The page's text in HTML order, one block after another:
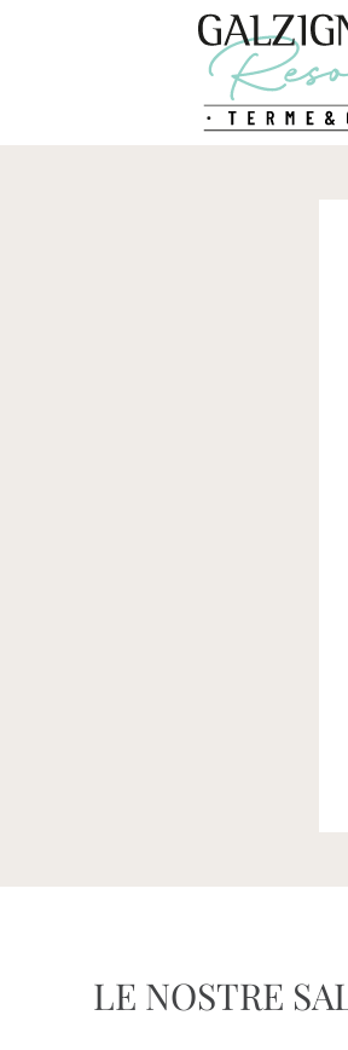
LE NOSTRE